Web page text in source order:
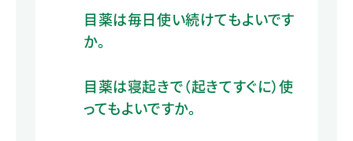
目薬は毎日使い続けてもよいです
か。
目薬は寝起きで（起きてすぐに）使
ってもよいですか。